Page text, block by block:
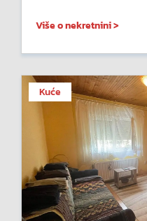
Više o nekretnini >
Kuće